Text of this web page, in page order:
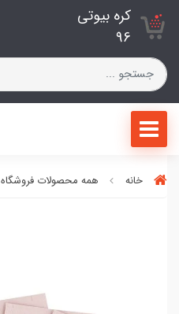
کره بیوتی
96
خانه همه محصولات فروشگاه